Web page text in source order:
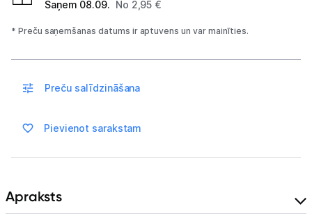
Vēlmju saraksts
Piegāde un apmaksa
Tehnikas izvešana
Tet pakalpojumi
Saņem 08.09. No 2,95 €
* Preču saņemšanas datums ir aptuvens un var mainīties.
Preču salīdzināšana
Pievienot sarakstam
Apraksts